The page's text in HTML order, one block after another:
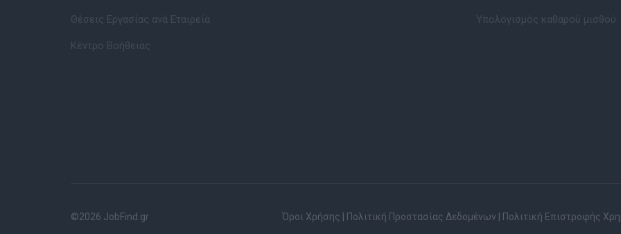
Θέσεις Εργασίας ανά Εταιρεία
Κέντρο Βοήθειας
Υπολογισμός καθαρού μισθού
©2026 JobFind.gr Όροι Χρήσης Πολιτική Προστασίας Δεδομένων Πολιτική Επιστροφής